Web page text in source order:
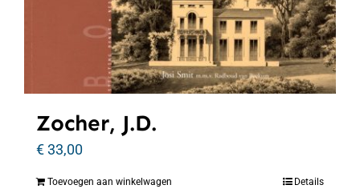
Zocher, J.D.
€33,00
Toevoegen aan winkelwagen Details